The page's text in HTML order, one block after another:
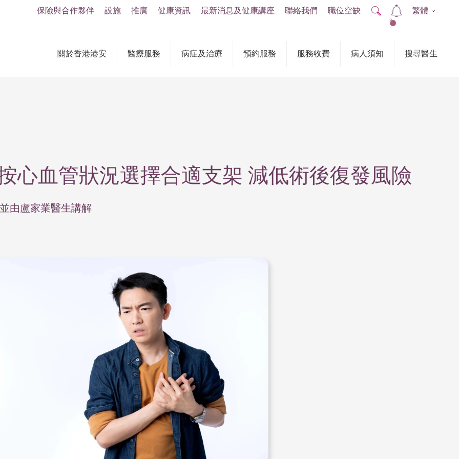
關於香港港安 醫療服務 病症及治療 預約服務 服務收費 病人須知 搜尋醫生
保險與合作夥伴 設施 推廣 健康資訊 最新消息及健康講座 聯絡我們 職位空缺
2
繁體
心血管狀況選擇合適支架 減低術後復發風險
由盧家業醫生講解